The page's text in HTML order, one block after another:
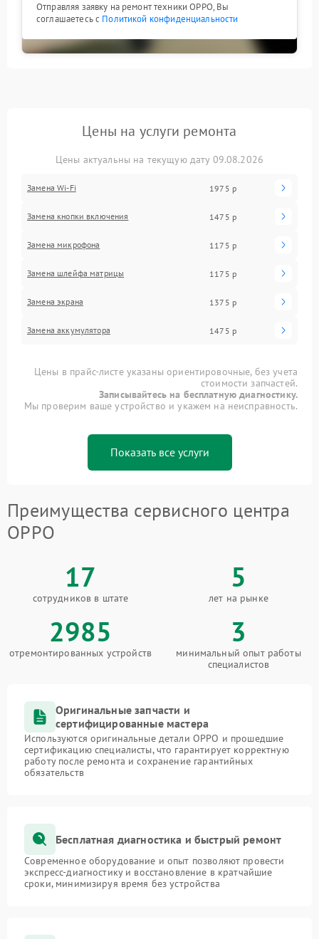
Отправляя заявку на ремонт техники OPPO, Вы
соглашаетесь с Политикой конфиденциальности
Цены на услуги ремонта
Цены актуальны на текущую дату 09.08.2026
Замена Wi-Fi 1975 р
Замена кнопки включения 1475 р
Замена микрофона 1175 р
Замена шлейфа матрицы 1175 р
Замена экрана 1375 р
Замена аккумулятора 1475 р
Цены в прайс-листе указаны ориентировочные, без учета
стоимости запчастей.
Записывайтесь на бесплатную диагностику.
Мы проверим ваше устройство и укажем на неисправность.
Показать все услуги
Преимущества сервисного центра
OPPO
17
сотрудников в штате
5
лет на рынке
2985
отремонтированных устройств
3
минимальный опыт работы
специалистов
Оригинальные запчасти и
сертифицированные мастера
Используются оригинальные детали OPPO и прошедшие
сертификацию специалисты, что гарантирует корректную
работу после ремонта и сохранение гарантийных
обязательств
Бесплатная диагностика и быстрый ремонт
Современное оборудование и опыт позволяют провести
экспресс-диагностику и восстановление в кратчайшие
сроки, минимизируя время без устройства